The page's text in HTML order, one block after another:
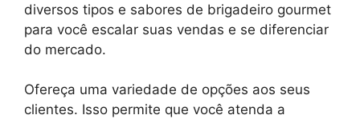
diversos tipos e sabores de brigadeiro gourmet
para você escalar suas vendas e se diferenciar
do mercado.
Ofereça uma variedade de opções aos seus
clientes. Isso permite que você atenda a